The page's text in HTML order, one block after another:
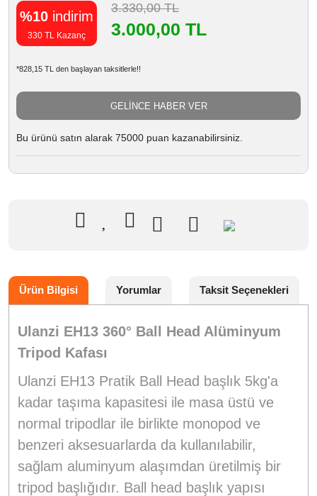
%10 indirim
330 TL Kazanç
3.330,00 TL
3.000,00 TL
*828,15 TL den başlayan taksitlerle!!
GELİNCE HABER VER
Bu ürünü satın alarak 75000 puan kazanabilirsiniz.
Ürün Bilgisi Yorumlar Taksit Seçenekleri
Ulanzi EH13 360° Ball Head Alüminyum
Tripod Kafası
Ulanzi EH13 Pratik Ball Head başlık 5kg'a
kadar taşıma kapasitesi ile masa üstü ve
normal tripodlar ile birlikte monopod ve
benzeri aksesuarlarda da kullanılabilir,
sağlam aluminyum alaşımdan üretilmiş bir
tripod başlığıdır. Ball head başlık yapısı